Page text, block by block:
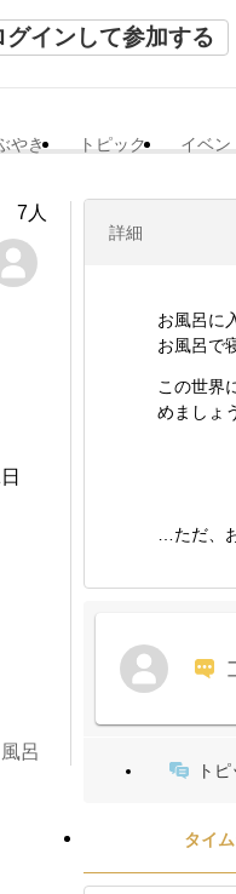
グインして参加する
やき トピック イベン
詳細
お風呂に
お風呂で
この世界
めましょ
…ただ、
ト
タイ
7人
風呂